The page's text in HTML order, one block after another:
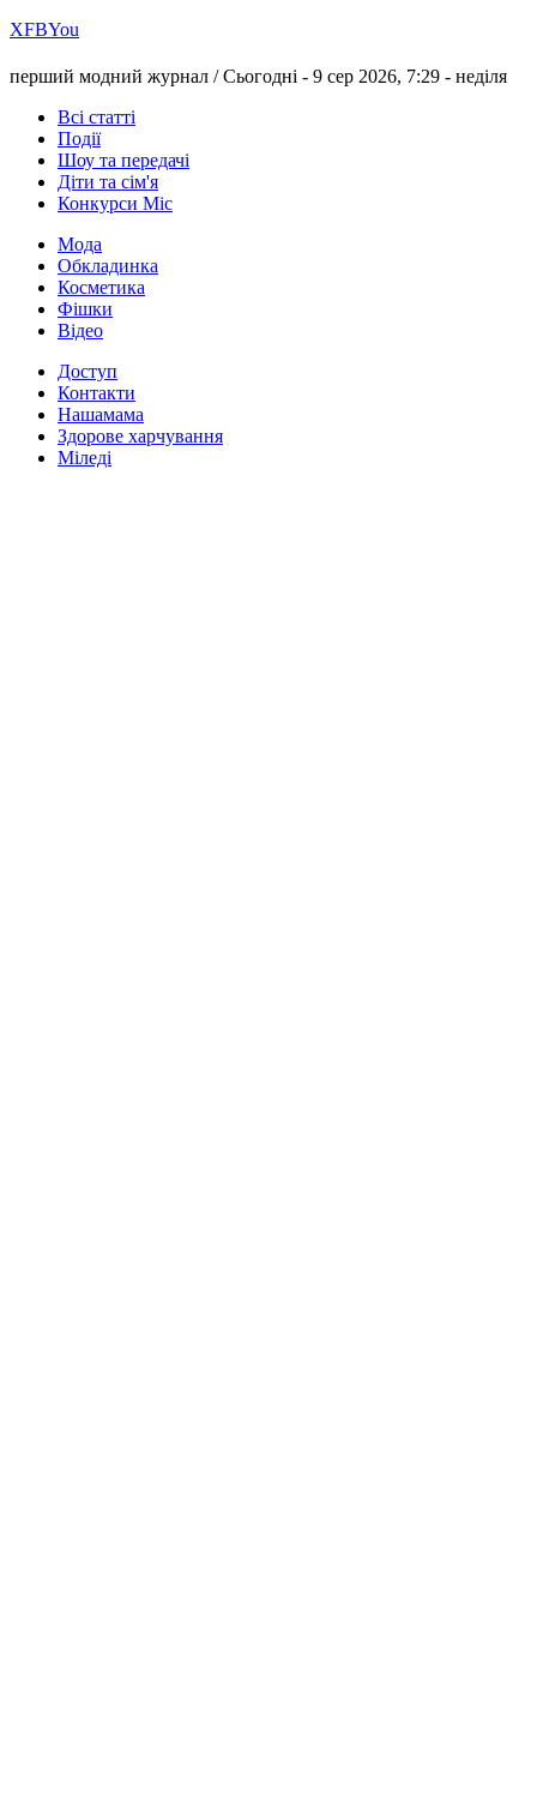
ХFBYou
перший модний журнал /Сьогодні - 9 сер 2026, 7:29 - неділя
Всі статті
Події
Шоу та передачі
Діти та сім'я
Конкурси Міс
Мода
Обкладинка
Косметика
Фішки
Відео
Доступ
Контакти
Нашамама
Здорове харчування
Міледі